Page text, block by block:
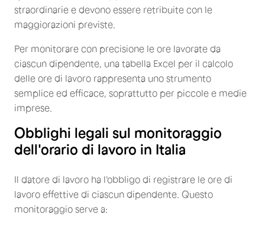
straordinarie e devono essere retribuite con le
maggiorazioni previste.
Per monitorare con precisione le ore lavorate da
ciascun dipendente, una tabella Excel per il calcolo
delle ore di lavoro rappresenta uno strumento
semplice ed efficace, soprattutto per piccole e medie
imprese.
Obblighi legali sul monitoraggio
dell'orario di lavoro in Italia
Il datore di lavoro ha l'obbligo di registrare le ore di
lavoro effettive di ciascun dipendente. Questo
monitoraggio serve a: